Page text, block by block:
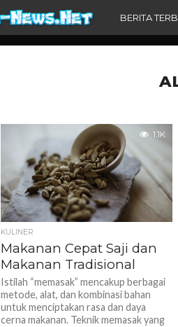
BERITA
1.1K
KULINER
Makanan Cepat Saji dan
Makanan Tradisional
Istilah “memasak” mencakup berbagai
metode, alat, dan kombinasi bahan
untuk menciptakan rasa dan daya
cerna makanan. Teknik memasak yang